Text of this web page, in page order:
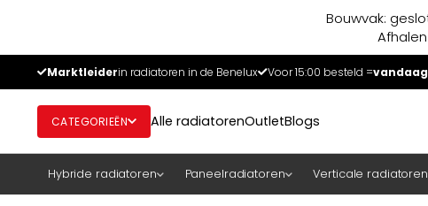
Bouwvak:
Marktleiderin radiatoren in de Benelux Voor 15:00 besteld =
CATEGORIEËN Alle radiatorenOutletBlogs
Hybride radiatoren Paneelradiatoren Verticale radiatoren